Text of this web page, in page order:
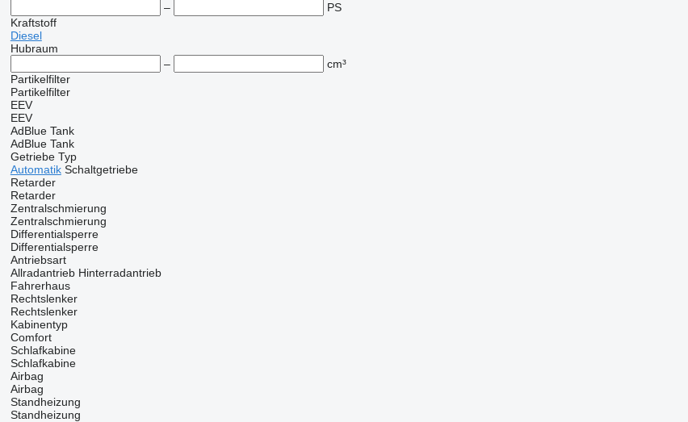
–
PS
Kraftstoff
Diesel
Hubraum
–
cm³
Partikelfilter
Partikelfilter
EEV
EEV
AdBlue Tank
AdBlue Tank
Getriebe Typ
Automatik Schaltgetriebe
Retarder
Retarder
Zentralschmierung
Zentralschmierung
Differentialsperre
Differentialsperre
Antriebsart
Allradantrieb Hinterradantrieb
Fahrerhaus
Rechtslenker
Rechtslenker
Kabinentyp
Comfort
Schlafkabine
Schlafkabine
Airbag
Airbag
Standheizung
Standheizung